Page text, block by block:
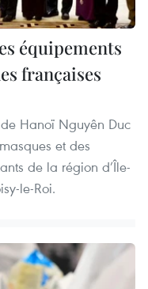
équipements
françaises
Hanoï Nguyên Duc
et des
de la région d’Île-
le-Roi.